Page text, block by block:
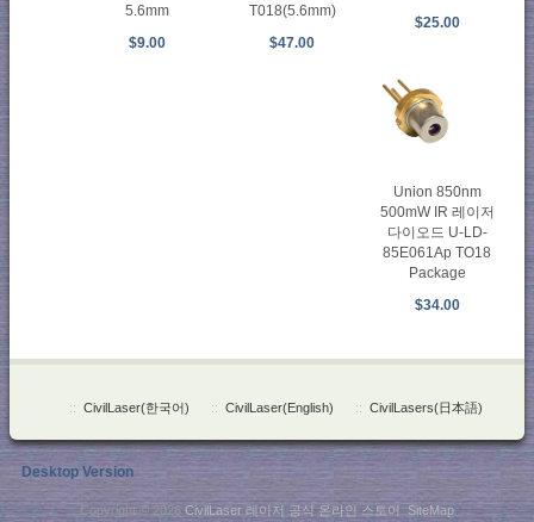
5.6mm
$9.00
T018(5.6mm)
$47.00
$25.00
Union 850nm
500mW IR 레이저
다이오드 U-LD-
85E061Ap TO18
Package
$34.00
:: CivilLaser(한국어) :: CivilLaser(English) :: CivilLasers(日本語)
Desktop Version
Copyright © 2026CivilLaser 레이저 공식 온라인 스토어 SiteMap